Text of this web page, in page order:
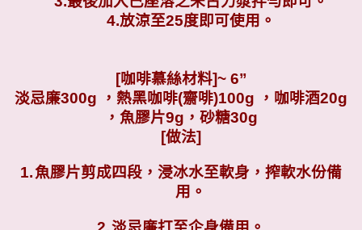
4.放涼至25度即可使用。
[咖啡慕絲材料]~ 6”
淡忌廉300g ，熱黑咖啡(齋啡)100g ，咖啡酒20g
，魚膠片9g ，砂糖30g
[做法]
1.魚膠片剪成四段，浸冰水至軟身，搾軟水份備
用。